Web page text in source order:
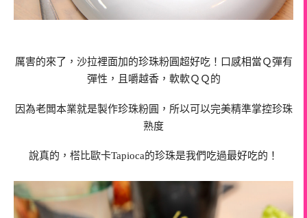
厲害的來了，沙拉裡面加的珍珠粉圓超好吃！口感相當Ｑ彈有
彈性，且嚼越香，軟軟ＱＱ的
因為老闆本業就是製作珍珠粉圓，所以可以完美精準掌控珍珠
熟度
說真的，榙比歐卡Tapioca的珍珠是我們吃過最好吃的！